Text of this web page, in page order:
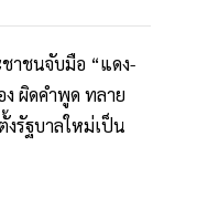
าชนจับมือ “แดง-
ง ผิดคำพูด ทลาย
งรัฐบาลใหม่เป็น